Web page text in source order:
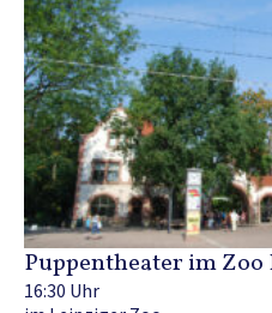
Puppentheater im Zoo
16:30 Uhr